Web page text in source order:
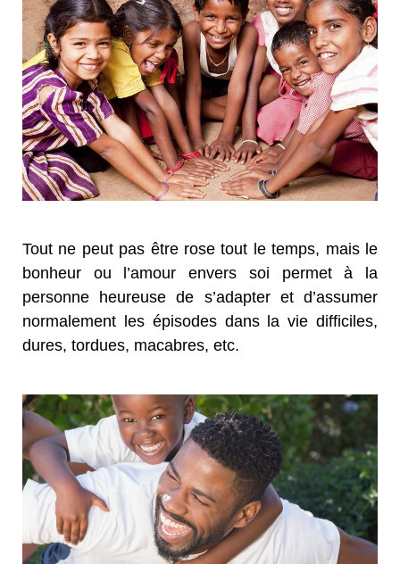
Tout ne peut pas être rose tout le temps, mais le
bonheur ou l’amour envers soi permet à la
personne heureuse de s’adapter et d’assumer
normalement les épisodes dans la vie difficiles,
dures, tordues, macabres, etc.